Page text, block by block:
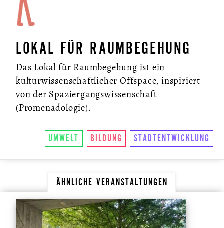
LOKAL FÜR RAUMBEGEHUNG
Das Lokal für Raumbegehung ist ein
kulturwissenschaftlicher Offspace, inspiriert
von der Spaziergangswissenschaft
(Promenadologie).
UMWELT BILDUNG STADTENTWICKLUNG
ÄHNLICHE VERANSTALTUNGEN